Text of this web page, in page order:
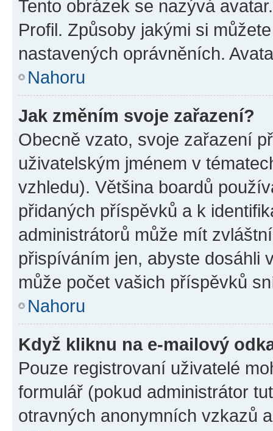
Tento obrázek se nazývá
Profil. Způsoby jakými si
nastavených oprávněních.
Nahoru
Jak změním svoje zařazení?
Obecně vzato, svoje zařazení
uživatelským jménem v
vzhledu). Většina boardů
přidaných příspěvků a k
administrátorů může mít
přispíváním jen, abyste dosáhli
může počet vašich příspěvků
Nahoru
Když kliknu na e-mailový
Pouze registrovaní uživatelé
formulář (pokud administrátor
otravných anonymních vzkazů